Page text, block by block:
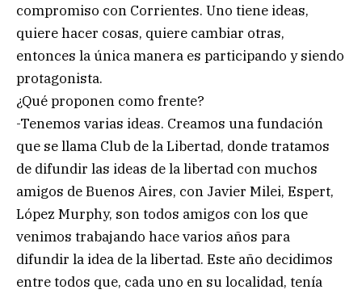
compromiso con Corrientes. Uno tiene ideas,
quiere hacer cosas, quiere cambiar otras,
entonces la única manera es participando y siendo
protagonista.
¿Qué proponen como frente?
-Tenemos varias ideas. Creamos una fundación
que se llama Club de la Libertad, donde tratamos
de difundir las ideas de la libertad con muchos
amigos de Buenos Aires, con Javier Milei, Espert,
López Murphy, son todos amigos con los que
venimos trabajando hace varios años para
difundir la idea de la libertad. Este año decidimos
entre todos que, cada uno en su localidad, tenía